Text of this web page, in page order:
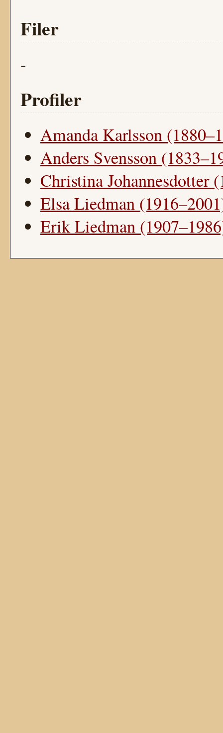
Filer
-
Profiler
Amanda Karlsson
Anders Svensson
Christina Johannesdotter
Elsa Liedman
Erik Liedman